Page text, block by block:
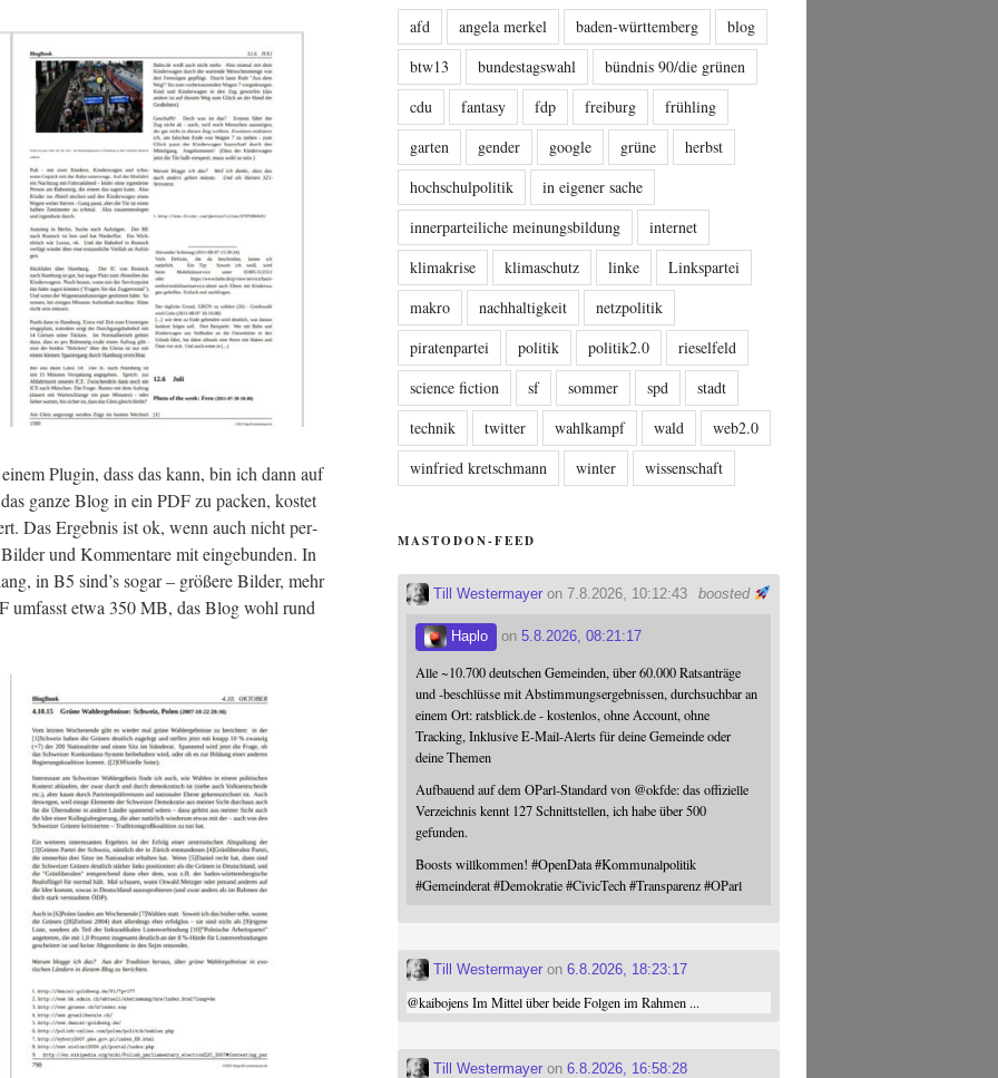
Plug­in, dass das kann, bin ich dann auf
gan­ze Blog in ein PDF zu packen, kos­tet
Das Ergeb­nis ist ok, wenn auch nicht per­
und Kom­men­ta­re mit ein­ge­bun­den. In
in B5 sind’s sogar – grö­ße­re Bil­der, mehr
umfasst etwa 350 MB, das Blog wohl rund
afd angela merkel baden-württemberg
blog
btw13
bundestagswahl
bündnis 90/die grünen
cdu
fantasy fdp freiburg
frühling
garten
gender google grüne
herbst
hochschulpolitik
in eigener sache
innerparteiliche meinungsbildung
internet
klimakrise
klimaschutz linke
Linkspartei
makro
nachhaltigkeit
netzpolitik
piratenpartei
politik politik2.0
rieselfeld
science fiction
sf sommer spd
stadt
technik
twitter wahlkampf wald
web2.0
winfried kretschmann
winter wissenschaft
MASTODON-FEED
boosted
Till Westermayer on 7.8.2026, 10:12:43
Haplo on5.8.2026, 08:21:17
Alle ~10.700 deutschen Gemeinden, über 60.000 Ratsanträge
und -beschlüsse mit Abstimmungsergebnissen, durchsuchbar an
einem Ort: ratsblick.de - kostenlos, ohne Account, ohne
Tracking, Inklusive E-Mail-Alerts für deine Gemeinde oder
deine Themen
Aufbauend auf dem OParl-Standard von @okfde: das offizielle
Verzeichnis kennt 127 Schnittstellen, ich habe über 500
gefunden.
Boosts willkommen!#OpenData #Kommunalpolitik
#Gemeinderat #Demokratie #CivicTech #Transparenz #OParl
Till Westermayer on6.8.2026, 18:23:17
@kaibojensIm Mittel über beide Folgen im Rahmen ...
Till Westermayer on6.8.2026, 16:58:28